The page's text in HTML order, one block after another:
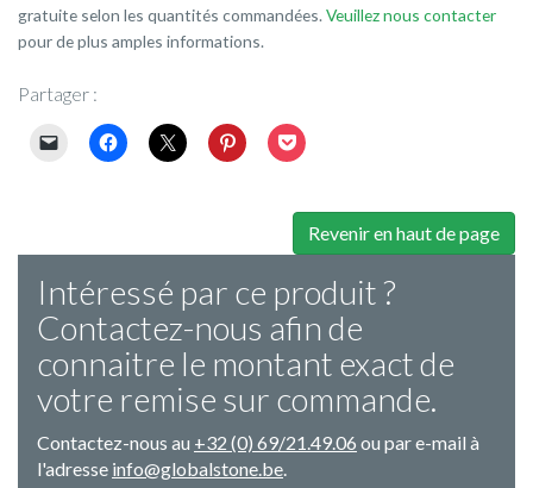
gratuite selon les quantités commandées. Veuillez nous contacter
pour de plus amples informations.
Partager :
Revenir en haut de page
Intéressé par ce produit ?
Contactez-nous afin de
connaitre le montant exact de
votre remise sur commande.
Contactez-nous au +32 (0) 69/21.49.06 ou par e-mail à
l'adresse info@globalstone.be.